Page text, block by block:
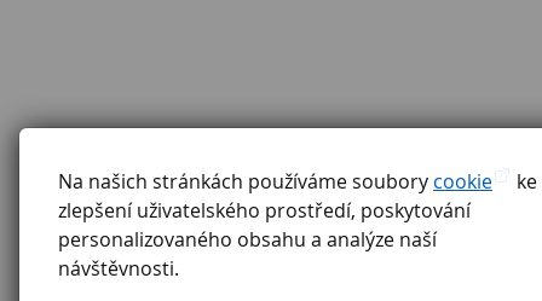
Na našich stránkách používáme soubory cookie
ke
zlepšení uživatelského prostředí, poskytování
personalizovaného obsahu a analýze naší
návštěvnosti.